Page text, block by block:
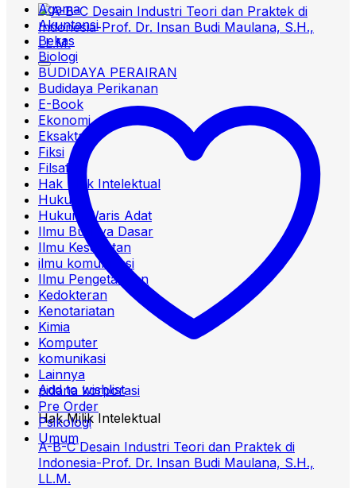
Add to wishlist
Hak Milik Intelektual
A-B-C Desain Industri Teori dan Praktek di
Indonesia-Prof. Dr. Insan Budi Maulana, S.H.,
LL.M.
Agama
Akuntansi
Bekas
Biologi
BUDIDAYA PERAIRAN
Budidaya Perikanan
E-Book
Ekonomi
Eksakta
Fiksi
Filsafat
Hak Milik Intelektual
Hukum
Hukum Waris Adat
Ilmu Budaya Dasar
Ilmu Kesehatan
ilmu komunikasi
Ilmu Pengetahuan
Kedokteran
Kenotariatan
Kimia
Komputer
komunikasi
Lainnya
pidana korporasi
Pre Order
Psikologi
Umum